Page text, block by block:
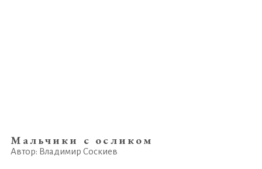
Мальчики с осликом
Автор: Владимир Соскиев